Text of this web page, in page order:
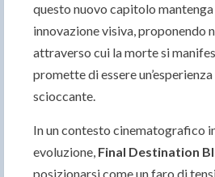
questo nuovo capitolo
innovazione visiva, proponendo
attraverso cui la morte si
promette di essere
scioccante.
In un contesto cinematografico
evoluzione, Final Destination
posizionarsi come un faro di